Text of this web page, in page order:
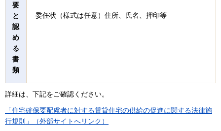
要
と
認
め
る
書
類
委任状（様式は任意）住所、氏名、押印等
詳細は、下記をご確認ください。
「住宅確保要配慮者に対する賃貸住宅の供給の促進に関する法律施
行規則」（外部サイトへリンク）